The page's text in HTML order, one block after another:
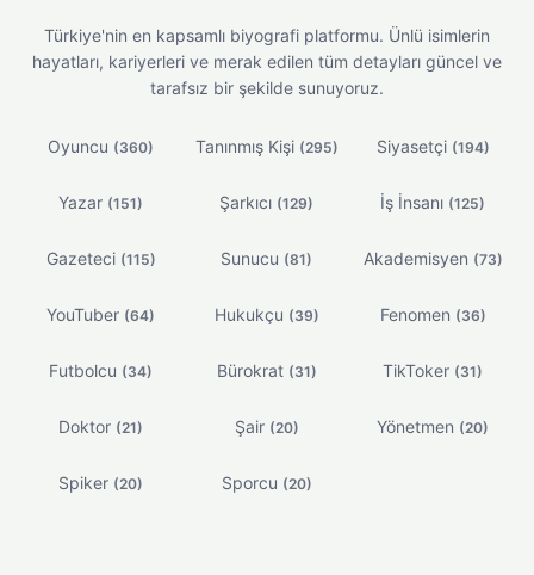
Türkiye'nin en kapsamlı biyografi platformu. Ünlü isimlerin
hayatları, kariyerleri ve merak edilen tüm detayları güncel ve
tarafsız bir şekilde sunuyoruz.
Oyuncu (360) Tanınmış Kişi (295) Siyasetçi (194)
Yazar (151) Şarkıcı (129) İş İnsanı (125)
Gazeteci (115) Sunucu (81) Akademisyen (73)
YouTuber (64) Hukukçu (39) Fenomen (36)
Futbolcu (34) Bürokrat (31) TikToker (31)
Doktor (21) Şair (20) Yönetmen (20)
Spiker (20) Sporcu (20)